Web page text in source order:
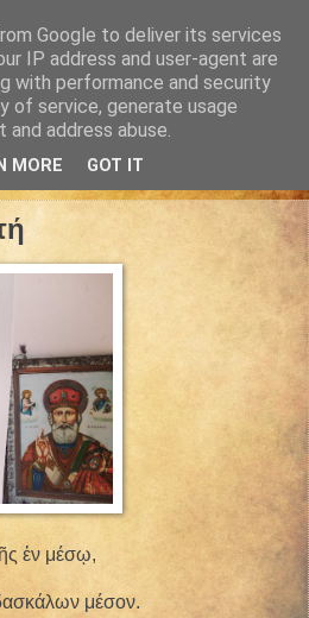
ἐν μέσῳ,
μέσον.
Google to deliver its services
IP address and user-agent are
with performance and security
of service, generate usage
address abuse.
MORE GOT IT